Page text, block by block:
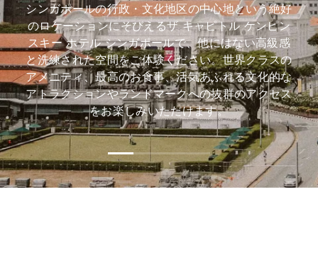
シンガポールの行政・文化地区の中心地という絶好
のロケーションにそびえるザ キャピトル ケンピン
スキー ホテル シンガポールで、他にはない高級感
と洗練された空間をご体験ください。世界クラスの
アメニティ、最高のお食事、活気あふれる文化的な
アトラクションやランドマークへの抜群のアクセス
をお楽しみいただけます。